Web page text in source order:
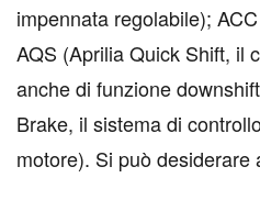
impennata regolabile);
AQS (Aprilia Quick Shift, il
anche di funzione
Brake, il sistema di
motore). Si può desiderare